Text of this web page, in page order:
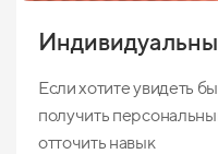
Если хотите увидеть
получить
отточить навык